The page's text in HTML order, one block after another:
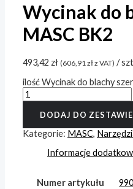
Wycinak do
MASC BK2
493,42 zł (606,91złz VAT) /
ilość Wycinak do blachy
DODAJ DO
Kategorie: MASC,
Informacje
Numer artykułu